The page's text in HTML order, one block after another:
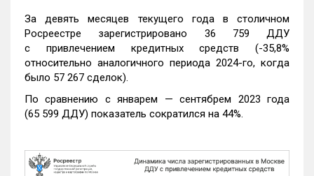
За девять месяцев текущего года в столичном
Росреестре зарегистрировано 36 759 ДДУ
с привлечением кредитных средств (-35,8%
относительно аналогичного периода 2024-го, когда
было 57 267 сделок).
По сравнению с январем — сентябрем 2023 года
(65 599 ДДУ) показатель сократился на 44%.